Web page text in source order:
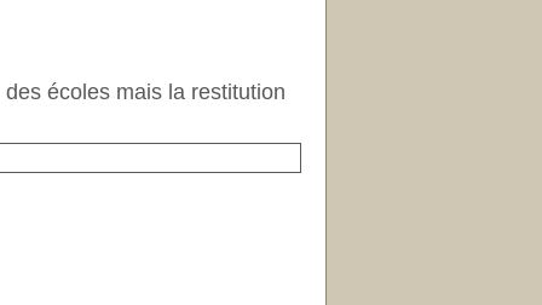
écoles mais la restitution